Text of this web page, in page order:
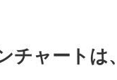
チャートは